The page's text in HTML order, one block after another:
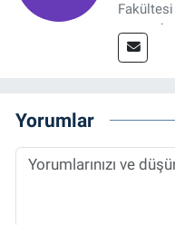
Sosyal
Spor,
Yorumlar